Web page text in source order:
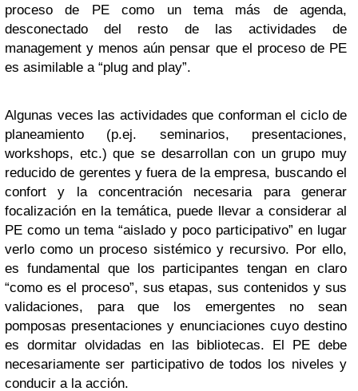
proceso de PE como un tema más de agenda,
desconectado del resto de las actividades de
management y menos aún pensar que el proceso de PE
es asimilable a “plug and play”.
Algunas veces las actividades que conforman el ciclo de
planeamiento (p.ej. seminarios, presentaciones,
workshops, etc.) que se desarrollan con un grupo muy
reducido de gerentes y fuera de la empresa, buscando el
confort y la concentración necesaria para generar
focalización en la temática, puede llevar a considerar al
PE como un tema “aislado y poco participativo” en lugar
verlo como un proceso sistémico y recursivo. Por ello,
es fundamental que los participantes tengan en claro
“como es el proceso”, sus etapas, sus contenidos y sus
validaciones, para que los emergentes no sean
pomposas presentaciones y enunciaciones cuyo destino
es dormitar olvidadas en las bibliotecas. El PE debe
necesariamente ser participativo de todos los niveles y
conducir a la acción.